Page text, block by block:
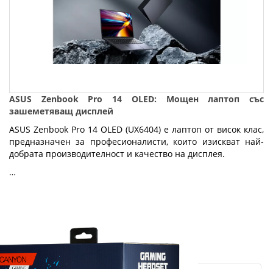
ASUS Zenbook Pro 14 OLED: Мощен лаптоп със
зашеметяващ дисплей
ASUS Zenbook Pro 14 OLED (UX6404) е лаптоп от висок клас,
предназначен за професионалисти, които изискват най-
добрата производителност и качество на дисплея.
…
11.03.2024